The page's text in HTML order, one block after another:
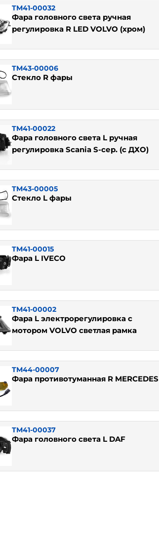
TM41-00032
Фара головного света ручная
регулировка R LED VOLVO (хром)
TM43-00006
Стекло R фары
TM41-00022
Фара головного света L ручная
регулировка Scania S-сер. (с ДХО)
TM43-00005
Стекло L фары
TM41-00015
Фара L IVECO
TM41-00002
Фара L электрорегулировка с
мотором VOLVO светлая рамка
TM44-00007
Фара противотуманная R MERCEDES
TM41-00037
Фара головного света L DAF